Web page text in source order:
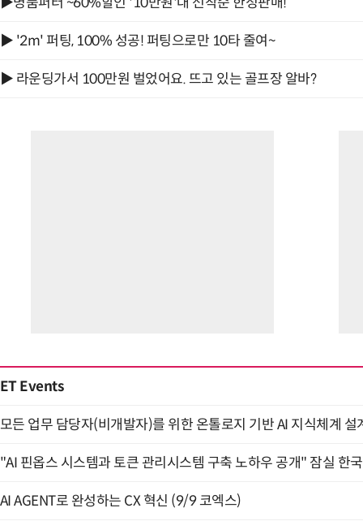
▶ '2m' 퍼팅, 100% 성공! 퍼팅으로만 10타 줄여~
▶ 라운딩가서 100만원 벌었어요. 뜨고 있는 골프장 알바?
ET Events
모든 업무 담당자(비개발자)를 위한 온톨로지 기반 AI 지식체계
"AI 핀옵스 시스템과 토큰 관리시스템 구축 노하우 공개" 잠실 한
AI AGENT로 완성하는 CX 혁신 (9/9 코엑스)